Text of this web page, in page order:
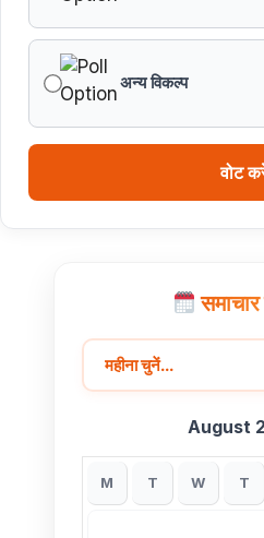
28 के बजट अनुमान तथा वित्तीय
लिए रोलिंग बजट की तैयारी हेतु बजट
अन्य विकल्प
वोट
August
M T W T